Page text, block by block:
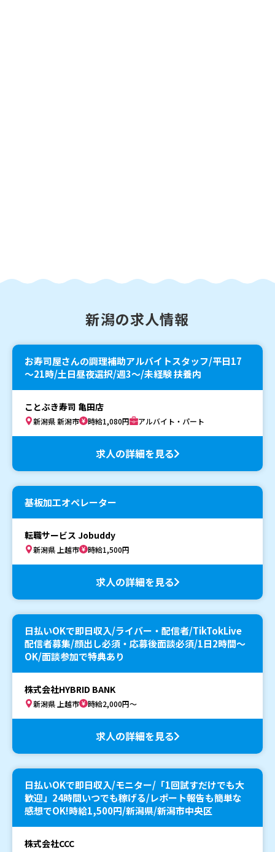
新潟の求人情報
お寿司屋さんの調理補助アルバイトスタッフ/平日17
～21時/土日昼夜選択/週3～/未経験 扶養内
ことぶき寿司 亀田店
新潟県 新潟市 時給1,080円 アルバイト・パート
求人の詳細を見る
基板加工オペレーター
転職サービス Jobuddy
新潟県 上越市 時給1,500円
求人の詳細を見る
日払いOKで即日収入/ライバー・配信者/TikTokLive
配信者募集/顔出し必須・応募後面談必須/1日2時間〜
OK/面談参加で特典あり
株式会社HYBRID BANK
新潟県 上越市 時給2,000円～
求人の詳細を見る
日払いOKで即日収入/モニター/「1回試すだけでも大
歓迎」24時間いつでも稼げる/レポート報告も簡単な
感想でOK!時給1,500円/新潟県/新潟市中央区
株式会社CCC